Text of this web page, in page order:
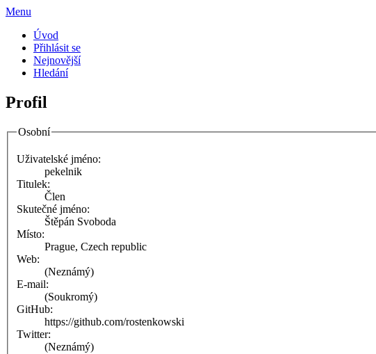
Menu
Úvod
Přihlásit se
Nejnovější
Hledání
Profil
Osobní
Uživatelské jméno:
pekelnik
Titulek:
Člen
Skutečné jméno:
Štěpán Svoboda
Místo:
Prague, Czech republic
Web:
(Neznámý)
E-mail:
(Soukromý)
GitHub:
https://github.com/rostenkowski
Twitter:
(Neznámý)